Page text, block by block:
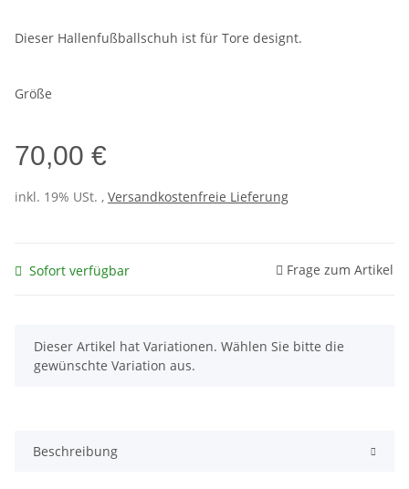
Dieser Hallenfußballschuh ist für Tore designt.
Größe
70,00 €
inkl. 19% USt. , Versandkostenfreie Lieferung
Sofort verfügbar Frage zum Artikel
x
Dieser Artikel hat Variationen. Wählen Sie bitte die
gewünschte Variation aus.
Beschreibung